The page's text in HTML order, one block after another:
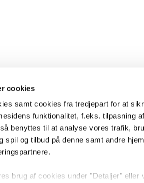
cookies
samt cookies fra tredjepart for at
funktionalitet, f.eks. tilpasning
benyttes til at analyse vores trafik,
spil og tilbud på denne samt andre
brug af cookies under "Detaljer" eller